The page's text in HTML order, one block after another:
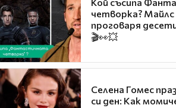
четворка? Майлс
проговаря
🎬👀💥
Селена Гомес
си ден: Как